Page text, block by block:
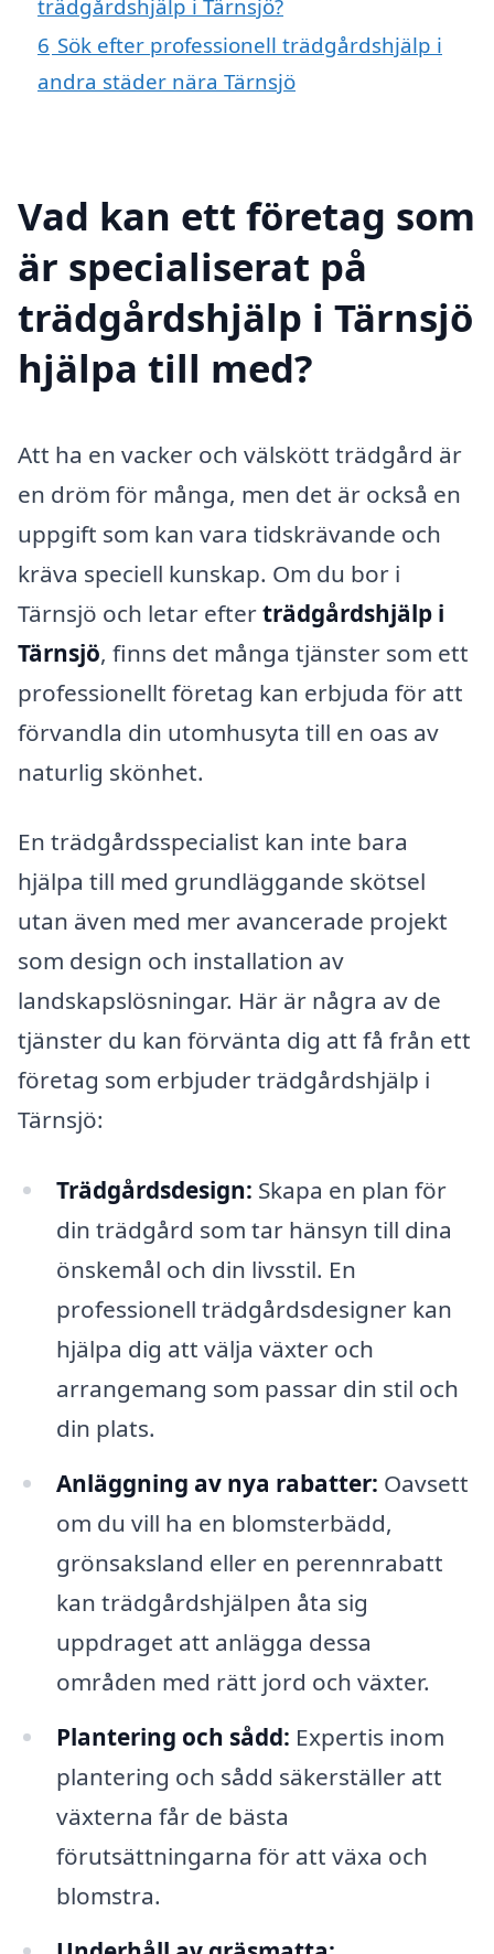
trädgårdshjälp i Tärnsjö?
6 Sök efter professionell trädgårdshjälp i
andra städer nära Tärnsjö
Vad kan ett företag som
är specialiserat på
trädgårdshjälp i Tärnsjö
hjälpa till med?
Att ha en vacker och välskött trädgård är
en dröm för många, men det är också en
uppgift som kan vara tidskrävande och
kräva speciell kunskap. Om du bor i
Tärnsjö och letar efterträdgårdshjälp i
Tärnsjö, finns det många tjänster som ett
professionellt företag kan erbjuda för att
förvandla din utomhusyta till en oas av
naturlig skönhet.
En trädgårdsspecialist kan inte bara
hjälpa till med grundläggande skötsel
utan även med mer avancerade projekt
som design och installation av
landskapslösningar. Här är några av de
tjänster du kan förvänta dig att få från ett
företag som erbjuder trädgårdshjälp i
Tärnsjö:
Trädgårdsdesign: Skapa en plan för
din trädgård som tar hänsyn till dina
önskemål och din livsstil. En
professionell trädgårdsdesigner kan
hjälpa dig att välja växter och
arrangemang som passar din stil och
din plats.
Anläggning av nya rabatter: Oavsett
om du vill ha en blomsterbädd,
grönsaksland eller en perennrabatt
kan trädgårdshjälpen åta sig
uppdraget att anlägga dessa
områden med rätt jord och växter.
Plantering och sådd: Expertis inom
plantering och sådd säkerställer att
växterna får de bästa
förutsättningarna för att växa och
blomstra.